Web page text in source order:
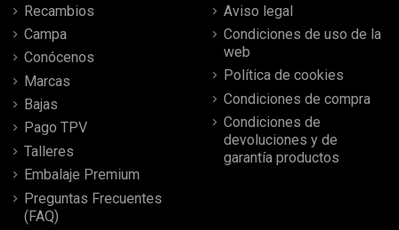
Recambios
Campa
Conócenos
Marcas
Bajas
Pago TPV
Talleres
Embalaje Premium
Preguntas Frecuentes
(FAQ)
Aviso legal
Condiciones de uso de la
web
Política de cookies
Condiciones de compra
Condiciones de
devoluciones y de
garantía productos